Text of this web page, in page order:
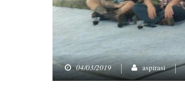
04/03/2019 aspirasi